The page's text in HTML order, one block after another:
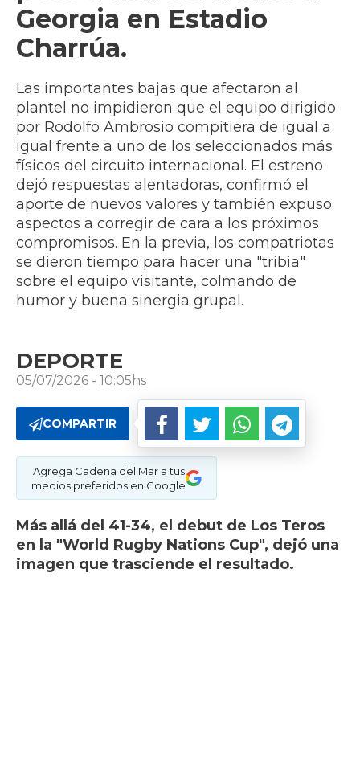
Georgia en Estadio
Charrúa.
Las importantes bajas que afectaron al
plantel no impidieron que el equipo dirigido
por Rodolfo Ambrosio compitiera de igual a
igual frente a uno de los seleccionados más
físicos del circuito internacional. El estreno
dejó respuestas alentadoras, confirmó el
aporte de nuevos valores y también expuso
aspectos a corregir de cara a los próximos
compromisos. En la previa, los compatriotas
se dieron tiempo para hacer una "tribia"
sobre el equipo visitante, colmando de
humor y buena sinergia grupal.
DEPORTE
05/07/2026 - 10:05hs
COMPARTIR
Agrega Cadena del Mar a tus
medios preferidos en Google
Más allá del 41-34, el debut de Los Teros
en la "World Rugby Nations Cup", dejó una
imagen que trasciende el resultado.